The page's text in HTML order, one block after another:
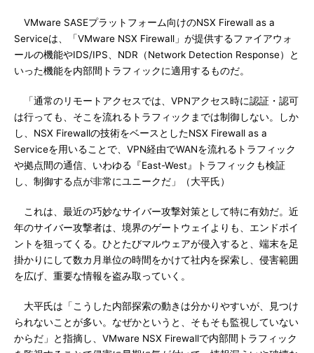
VMware SASEプラットフォーム向けのNSX Firewall as a
Serviceは、「VMware NSX Firewall」が提供するファイアウォ
ールの機能やIDS/IPS、NDR（Network Detection Response）と
いった機能を内部間トラフィックに適用するものだ。
「通常のリモートアクセスでは、VPNアクセス時に認証・認可
は行っても、そこを流れるトラフィックまでは制御しない。しか
し、NSX Firewallの技術をベースとしたNSX Firewall as a
Serviceを用いることで、VPN経由でWANを流れるトラフィック
や拠点間の通信、いわゆる『East-West』トラフィックも検証
し、制御する点が非常にユニークだ」（大平氏）
これは、最近の巧妙なサイバー攻撃対策として特に有効だ。近
年のサイバー攻撃者は、境界のゲートウェイよりも、エンドポイ
ントを狙ってくる。ひとたびマルウェアが侵入すると、端末を足
掛かりにして数カ月単位の時間をかけて社内を探索し、侵害範囲
を広げ、重要な情報を盗み取っていく。
大平氏は「こうした内部探索の動きは分かりやすいが、見つけ
られないことが多い。なぜかというと、そもそも監視していない
からだ」と指摘し、VMware NSX Firewallで内部間トラフィック